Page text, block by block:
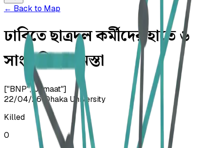
← Back to Map
ঢাবিতে ছাত্রদল কর্মীদের হাতে ৬
সাংবাদিক হেনস্তা
["BNP","Jamaat"]
22/04/26• Dhaka University
Killed
0